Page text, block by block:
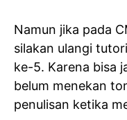
Namun jika pada
silakan ulangi
ke-5. Karena bisa
belum menekan
penulisan ketika